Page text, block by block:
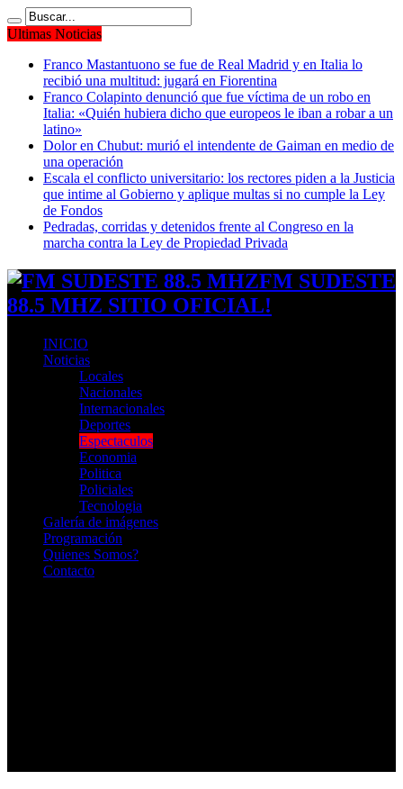
Ultimas Noticias
Franco Mastantuono se fue de Real Madrid y en Italia lo
recibió una multitud: jugará en Fiorentina
Franco Colapinto denunció que fue víctima de un robo en
Italia: «Quién hubiera dicho que europeos le iban a robar a un
latino»
Dolor en Chubut: murió el intendente de Gaiman en medio de
una operación
Escala el conflicto universitario: los rectores piden a la Justicia
que intime al Gobierno y aplique multas si no cumple la Ley
de Fondos
Pedradas, corridas y detenidos frente al Congreso en la
marcha contra la Ley de Propiedad Privada
FM SUDESTE
88.5 MHZ SITIO OFICIAL!
INICIO
Noticias
Locales
Nacionales
Internacionales
Deportes
Espectaculos
Economia
Politica
Policiales
Tecnologia
Galería de imágenes
Programación
Quienes Somos?
Contacto